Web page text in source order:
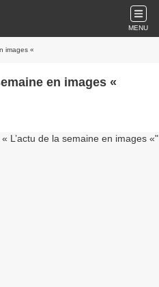
MENU
images «
en images «